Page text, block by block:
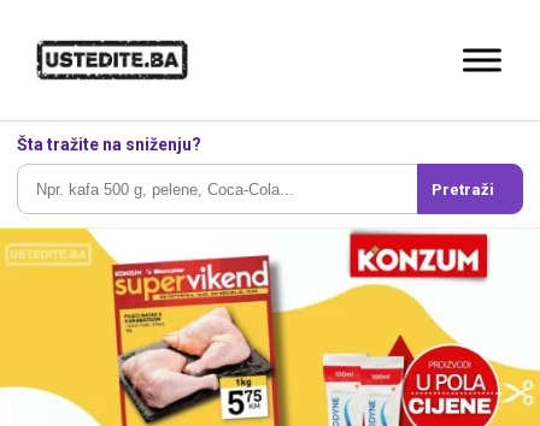
Šta tražite na sniženju?
Pretraži